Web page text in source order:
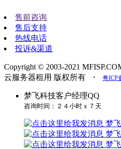
售前咨询
售后支持
热线电话
投诉&渠道
Copyright © 2003-2021
云服务器租用 版权所有
・ 粤ICP
梦飞科技客户经理QQ
咨询时间：２４小时ｘ７天
梦
梦
梦